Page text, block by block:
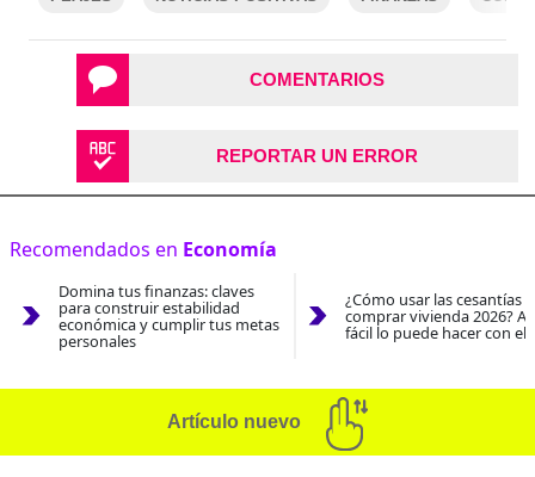
COMENTARIOS
REPORTAR UN ERROR
Recomendados en Economía
Domina tus finanzas: claves
para construir estabilidad
económica y cumplir tus metas
personales
¿Cómo usar las cesantías
comprar vivienda 2026?
fácil lo puede hacer con el
Artículo nuevo